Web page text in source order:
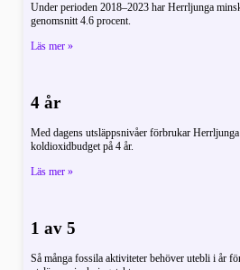
Under perioden 2018–2023 har Herrljunga
genomsnitt 4.6 procent.
Läs mer »
4 år
Med dagens utsläppsnivåer förbrukar Herrljunga
koldioxidbudget på 4 år.
Läs mer »
1 av 5
Så många fossila aktiviteter behöver utebli i år